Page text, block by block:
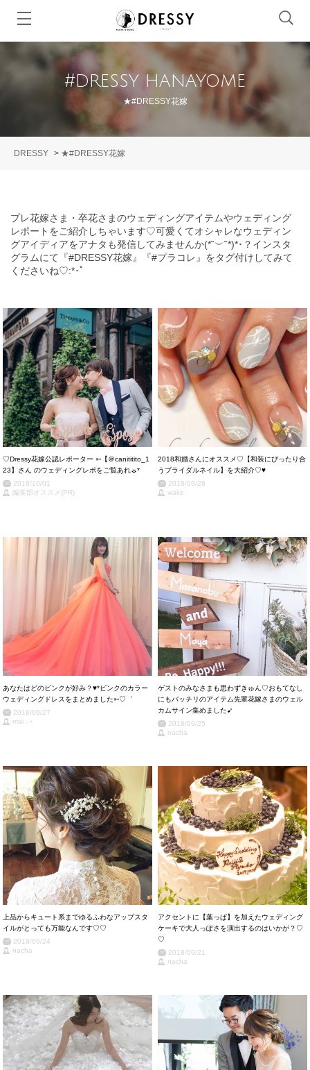
#DRESSY HANAYOME
★#DRESSY花嫁
DRESSY > ★#DRESSY花嫁
プレ花嫁さま・卒花さまのウェディングアイテムやウェディング
レポートをご紹介しちゃいます♡可愛くてオシャレなウェディン
グアイディアをアナタも発信してみませんか(*˘︶˘*)*･？インスタ
グラムにて『#DRESSY花嫁』『#プラコレ』をタグ付けしてみて
くださいね♡:*･ﾟ
♡Dressy花嫁公認レポーター ➳【＠canititito_1
23】さん のウェディングレポをご覧あれ☼*
2018/10/01
編集部オススメ(PR)
2018和婚さんにオススメ♡【和装にぴったり合
うブライダルネイル】を大紹介♡♥
2018/09/28
wake
あなたはどのピンクが好み？♥*ピンクのカラー
ウェディングドレスをまとめました➳♡゛
2018/09/27
mai ⸝⋆
ゲストのみなさまも思わずきゅん♡おもてなし
にもバッチリのアイテム先輩花嫁さまのウェル
カムサイン集めました➹
2018/09/25
nacha
上品からキュート系までゆるふわなアップスタ
イルがとっても万能なんです♡♡
2018/09/24
nacha
アクセントに【葉っぱ】を加えたウェディング
ケーキで大人っぽさを演出するのはいかが？♡
♡
2018/09/21
nacha